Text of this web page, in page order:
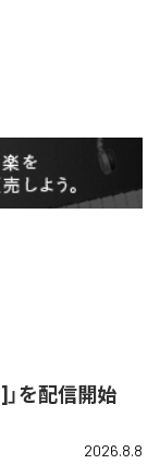
を配信開始
2026.8.8